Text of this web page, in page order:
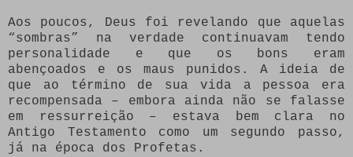
Aos poucos, Deus foi revelando que aquelas
“sombras” na verdade continuavam tendo
personalidade e que os bons eram
abençoados e os maus punidos. A ideia de
que ao término de sua vida a pessoa era
recompensada – embora ainda não se falasse
em ressurreição – estava bem clara no
Antigo Testamento como um segundo passo,
já na época dos Profetas.